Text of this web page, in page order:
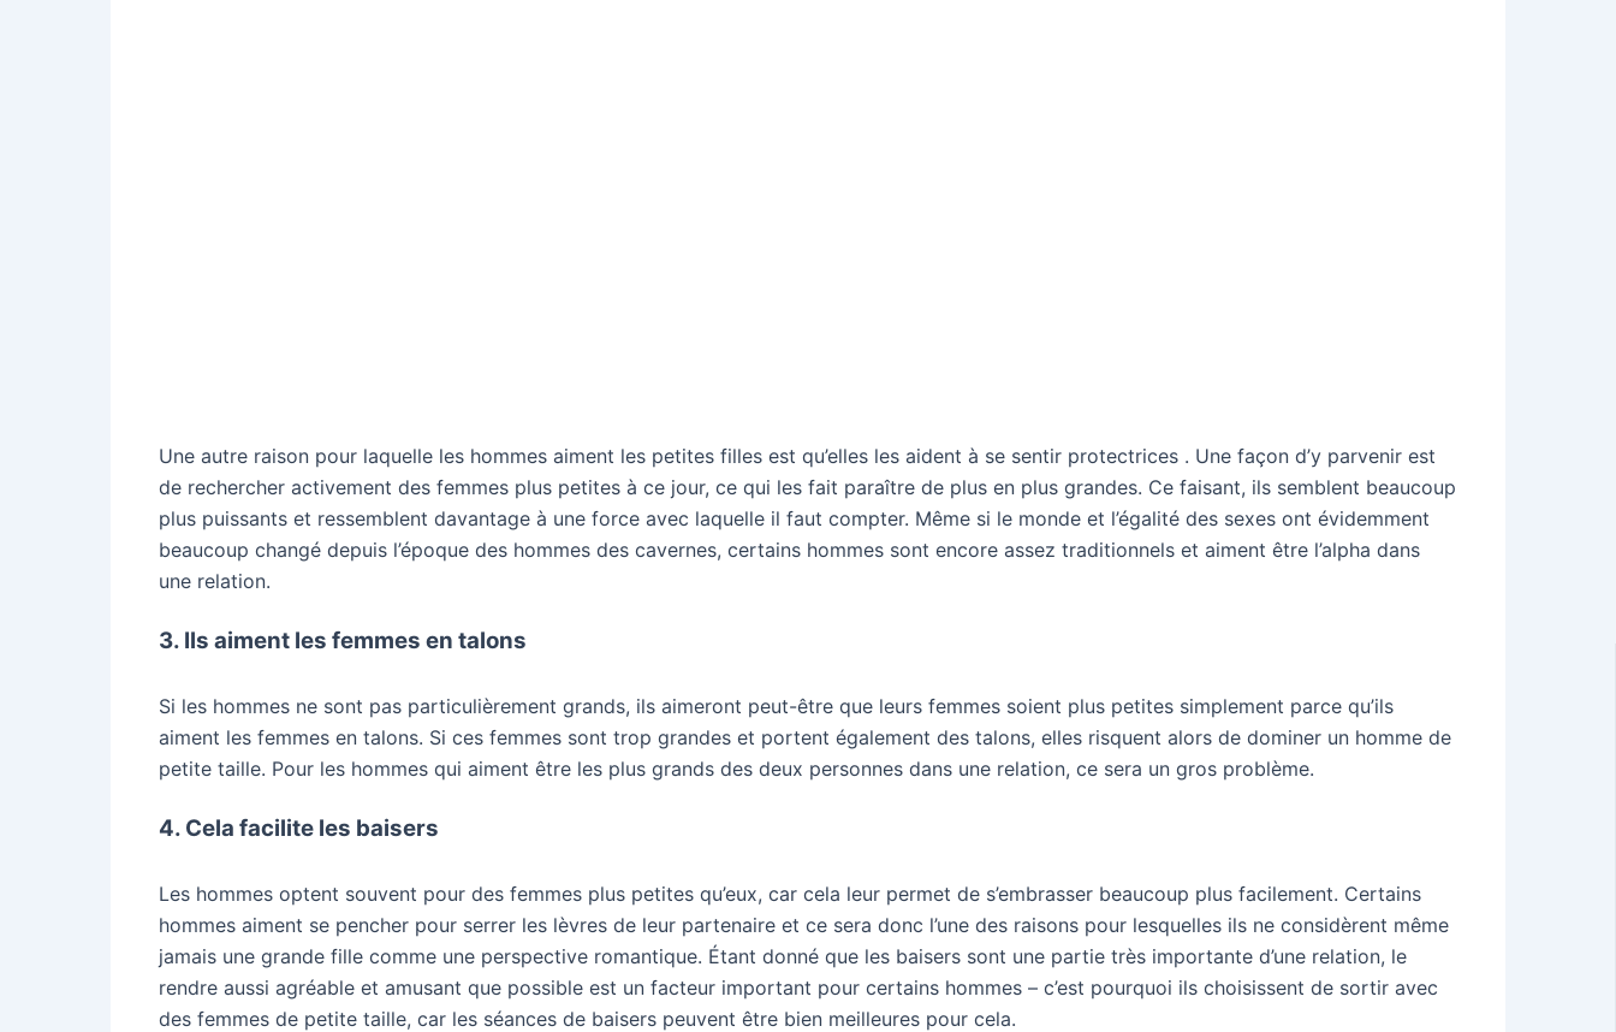
Une autre raison pour laquelle les hommes aiment les petites filles est qu’elles les aident à se sentir protectrices . Une façon d’y parvenir est
de rechercher activement des femmes plus petites à ce jour, ce qui les fait paraître de plus en plus grandes. Ce faisant, ils semblent beaucoup
plus puissants et ressemblent davantage à une force avec laquelle il faut compter. Même si le monde et l’égalité des sexes ont évidemment
beaucoup changé depuis l’époque des hommes des cavernes, certains hommes sont encore assez traditionnels et aiment être l’alpha dans
une relation.
3. Ils aiment les femmes en talons
Si les hommes ne sont pas particulièrement grands, ils aimeront peut-être que leurs femmes soient plus petites simplement parce qu’ils
aiment les femmes en talons. Si ces femmes sont trop grandes et portent également des talons, elles risquent alors de dominer un homme de
petite taille. Pour les hommes qui aiment être les plus grands des deux personnes dans une relation, ce sera un gros problème.
4. Cela facilite les baisers
Les hommes optent souvent pour des femmes plus petites qu’eux, car cela leur permet de s’embrasser beaucoup plus facilement. Certains
hommes aiment se pencher pour serrer les lèvres de leur partenaire et ce sera donc l’une des raisons pour lesquelles ils ne considèrent même
jamais une grande fille comme une perspective romantique. Étant donné que les baisers sont une partie très importante d’une relation, le
rendre aussi agréable et amusant que possible est un facteur important pour certains hommes – c’est pourquoi ils choisissent de sortir avec
des femmes de petite taille, car les séances de baisers peuvent être bien meilleures pour cela.